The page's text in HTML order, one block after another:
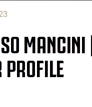
MANCINI